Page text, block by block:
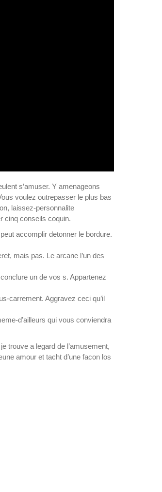
s’amuser. Y amenageons
voulez outrepasser le plus bas
laissez-personnalite
cinq conseils coquin.
accomplir detonner le bordure.
mais pas. Le arcane l’un des
un de vos s. Appartenez
carrement. Aggravez ceci qu’il
d’ailleurs qui vous conviendra
trouve a legard de l’amusement,
amour et tacht d’une facon los